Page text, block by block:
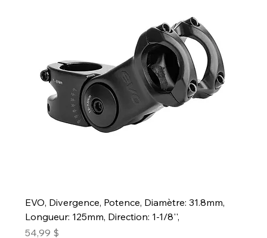
EVO, Divergence, Potence, Diamètre: 31.8mm,
Longueur: 125mm, Direction: 1-1/8'',
Prix
54,99 $